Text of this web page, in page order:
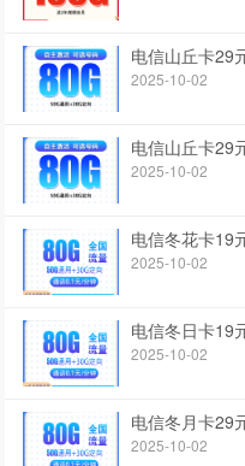
电信山丘卡29
2025-10-02
电信山丘卡29
2025-10-02
电信冬花卡19
2025-10-02
电信冬日卡19
2025-10-02
电信冬月卡29
2025-10-02